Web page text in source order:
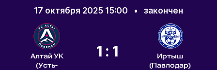
17 октября 2025 15:00 • закончен
Алтай УК
(Усть-
1:1
Иртыш
(Павлодар)